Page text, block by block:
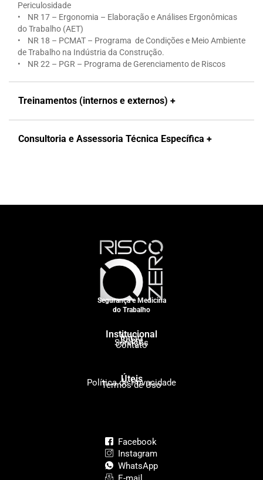
Periculosidade
• NR 17 – Ergonomia – Elaboração e Análises Ergonômicas
do Trabalho (AET)
• NR 18 – PCMAT – Programa de Condições e Meio Ambiente
de Trabalho na Indústria da Construção.
• NR 22 – PGR – Programa de Gerenciamento de Riscos
Treinamentos (internos e externos) +
Consultoria e Assessoria Técnica Específica +
Segurança e Medicina
do Trabalho
Institucional
Início
Sobre
Serviços
Contato
Úteis
Política de Privacidade
Termos de Uso
Facebook
Instagram
WhatsApp